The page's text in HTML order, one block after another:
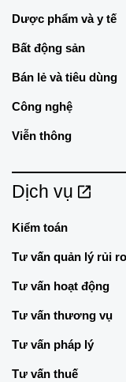
Dược phẩm và y tế
Bất động sản
Bán lẻ và tiêu dùng
Công nghệ
Viễn thông
Dịch vụ
Kiểm toán
Tư vấn quản lý rủi ro
Tư vấn hoạt động
Tư vấn thương vụ
Tư vấn pháp lý
Tư vấn thuế